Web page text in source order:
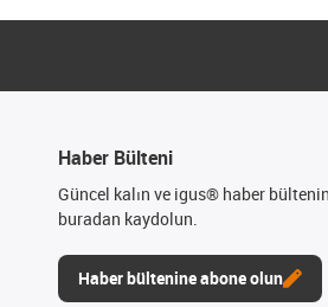
Haber Bülteni
Güncel kalın ve igus® haber
buradan kaydolun.
Haber bültenine abone olun